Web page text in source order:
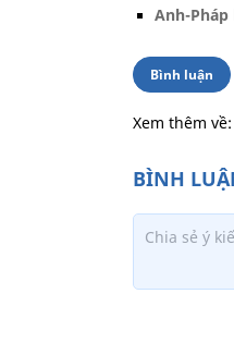
Anh-
Bình luận
Xem thêm về: